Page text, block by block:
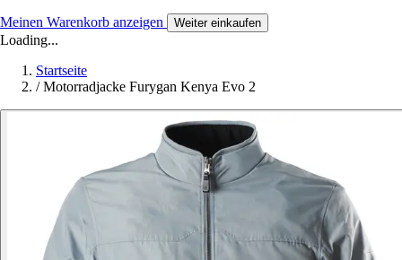
Meinen Warenkorb anzeigen Weiter einkaufen
Loading...
Startseite
/ Motorradjacke Furygan Kenya Evo 2